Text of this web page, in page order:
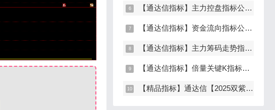
【通达信指标】主力控盘指标公式，监控到主力控盘时间越长，后期爆发力越大（副图+选股）
【通达信指标】资金流向指标公式，主力加速建仓（副图+选股）
【通达信指标】主力筹码走势指标公式，主力吸筹，筹码集中度解析，挖掘大资金信号（副图+选股）
【通达信指标】倍量关键K指标公式，倍量三合一，关键起涨K线（主图+副图+选股）
【精品指标】通达信【2025双紫擒龙】指标，新版主图、副图、选股，主力吸筹套装，手机电脑通达信通用